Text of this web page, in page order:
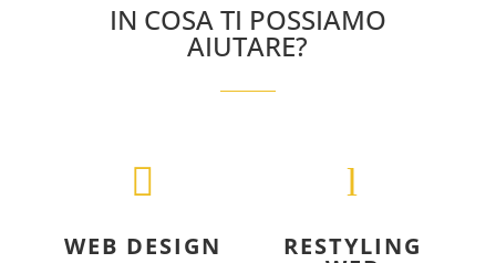
IN COSA TI POSSIAMO
AIUTARE?

WEB DESIGN
l
RESTYLING